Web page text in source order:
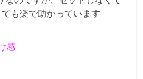
も楽で助かっています
感